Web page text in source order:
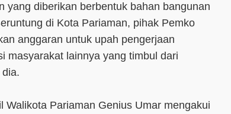
yang diberikan berbentuk bahan bangunan
di Kota Pariaman, pihak Pemko
anggaran untuk upah pengerjaan
masyarakat lainnya yang timbul dari
Walikota Pariaman Genius Umar mengakui